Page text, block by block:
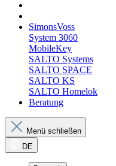
SimonsVoss
System 3060
MobileKey
SALTO Systems
SALTO SPACE
SALTO KS
SALTO Homelok
Beratung
Menü schließen
DE